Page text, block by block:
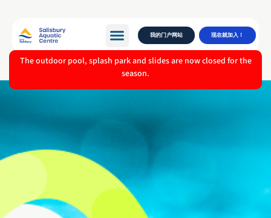
我的门户网站 现在就加入！
The outdoor pool, splash park and slides are now closed for the
season.